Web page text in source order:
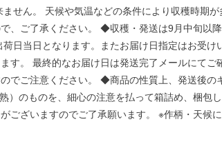
せん。 天候や気温などの条件により収穫時期
、ご了承ください。 ◆収穫・発送は9月中旬以
日当日となります。またお届け日指定はお受け
す。 最終的なお届け日は発送完了メールにてご
でご注意ください。 ◆商品の性質上、発送後の
）のものを、細心の注意を払って箱詰め、梱包
ございますのでご了承願います。 ※作柄・天候